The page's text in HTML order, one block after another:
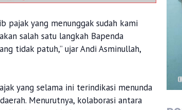
pajak yang menunggak sudah kami
salah satu langkah Bapenda
tidak patuh,” ujar Andi Asminullah,
yang selama ini terindikasi menunda
Menurutnya, kolaborasi antara